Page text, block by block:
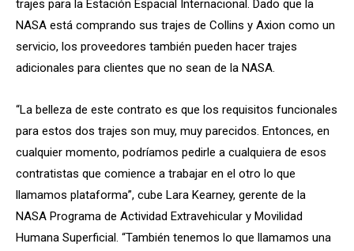
trajes para la Estación Espacial Internacional. Dado que la
NASA está comprando sus trajes de Collins y Axion como un
servicio, los proveedores también pueden hacer trajes
adicionales para clientes que no sean de la NASA.
“La belleza de este contrato es que los requisitos funcionales
para estos dos trajes son muy, muy parecidos. Entonces, en
cualquier momento, podríamos pedirle a cualquiera de esos
contratistas que comience a trabajar en el otro lo que
llamamos plataforma”, cube Lara Kearney, gerente de la
NASA Programa de Actividad Extravehicular y Movilidad
Humana Superficial. “También tenemos lo que llamamos una